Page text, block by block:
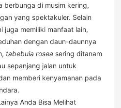
berbunga di musim kering,
yang spektakuler. Selain
juga memiliki manfaat lain,
dengan daun-daunnya
tabebuia rosea sering ditanam
sepanjang jalan untuk
memberi kenyamanan pada
Anda Bisa Melihat